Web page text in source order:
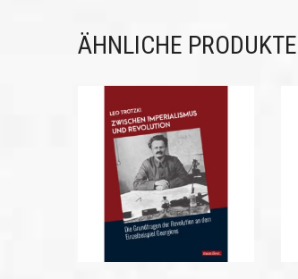
ÄHNLICHE PRODUKTE